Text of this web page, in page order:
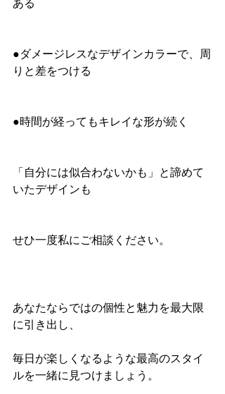
ある
●ダメージレスなデザインカラーで、周
りと差をつける
●時間が経ってもキレイな形が続く
「自分には似合わないかも」と諦めて
いたデザインも
せひ一度私にご相談ください。
あなたならではの個性と魅力を最大限
に引き出し、
毎日が楽しくなるような最高のスタイ
ルを一緒に見つけましょう。